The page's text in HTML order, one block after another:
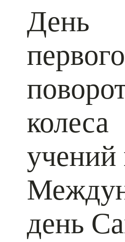
День
первого
колеса
учений
день